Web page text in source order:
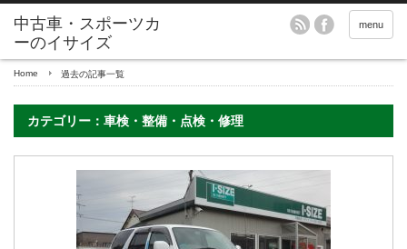
menu
Home 過去の記事一覧
カテゴリー：車検・整備・点検・修理